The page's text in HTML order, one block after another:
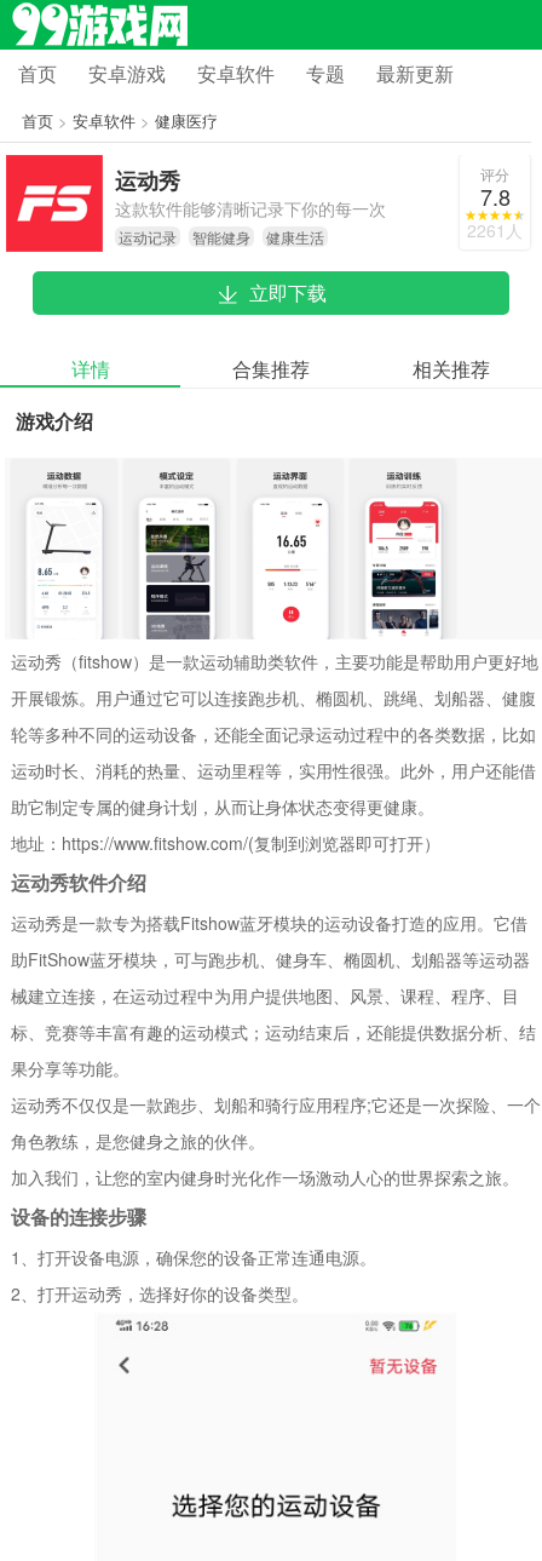
首页 安卓游戏 安卓软件 专题 最新更新
首页> 安卓软件> 健康医疗
运动秀
这款软件能够清晰记录下你的每一次
运动数据，可以查看自己是否达标
运动记录 智能健身 健康生活
评分
7.8
2261人
立即下载
详情 合集推荐
相关推荐
游戏介绍
运动秀（fitshow）是一款运动辅助类软件，主要功能是帮助用户更好地
开展锻炼。用户通过它可以连接跑步机、椭圆机、跳绳、划船器、健腹
轮等多种不同的运动设备，还能全面记录运动过程中的各类数据，比如
运动时长、消耗的热量、运动里程等，实用性很强。此外，用户还能借
助它制定专属的健身计划，从而让身体状态变得更健康。
地址：https://www.fitshow.com/(复制到浏览器即可打开）
运动秀软件介绍
运动秀是一款专为搭载Fitshow蓝牙模块的运动设备打造的应用。它借
助FitShow蓝牙模块，可与跑步机、健身车、椭圆机、划船器等运动器
械建立连接，在运动过程中为用户提供地图、风景、课程、程序、目
标、竞赛等丰富有趣的运动模式；运动结束后，还能提供数据分析、结
果分享等功能。
运动秀不仅仅是一款跑步、划船和骑行应用程序;它还是一次探险、一个
角色教练，是您健身之旅的伙伴。
加入我们，让您的室内健身时光化作一场激动人心的世界探索之旅。
设备的连接步骤
1、打开设备电源，确保您的设备正常连通电源。
2、打开运动秀，选择好你的设备类型。